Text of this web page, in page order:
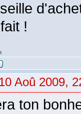
!
Aoû 2009,
ton